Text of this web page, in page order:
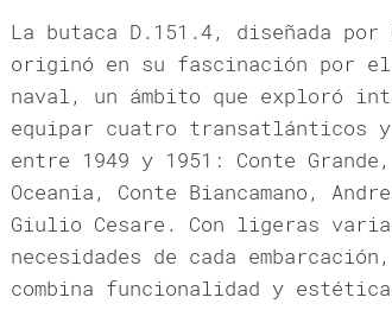
La butaca D.151.4, diseñada
originó en su fascinación por
naval, un ámbito que exploró
equipar cuatro transatlánticos y
entre 1949 y 1951: Conte
Oceania, Conte Biancamano,
Giulio Cesare. Con ligeras
necesidades de cada
combina funcionalidad y